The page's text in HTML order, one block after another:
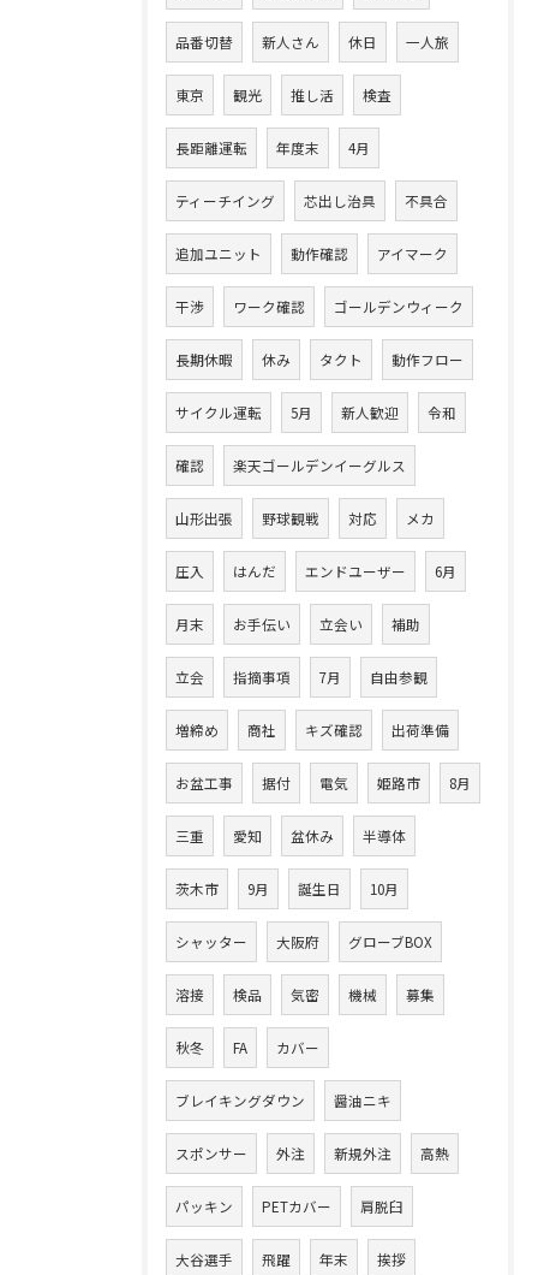
品番切替 新人さん 休日 一人旅
東京 観光 推し活 検査
長距離運転 年度末 4月
ティーチイング 芯出し治具 不具合
追加ユニット 動作確認 アイマーク
干渉 ワーク確認 ゴールデンウィーク
長期休暇 休み タクト 動作フロー
サイクル運転 5月 新人歓迎 令和
確認 楽天ゴールデンイーグルス
山形出張 野球観戦 対応 メカ
圧入 はんだ エンドユーザー 6月
月末 お手伝い 立会い 補助
立会 指摘事項 7月 自由参観
増締め 商社 キズ確認 出荷準備
お盆工事 据付 電気 姫路市 8月
三重 愛知 盆休み 半導体
茨木市 9月 誕生日 10月
シャッター 大阪府 グローブBOX
溶接 検品 気密 機械 募集
秋冬 FA カバー
ブレイキングダウン 醤油ニキ
スポンサー 外注 新規外注 高熱
パッキン PETカバー 肩脱臼
大谷選手 飛躍 年末 挨拶